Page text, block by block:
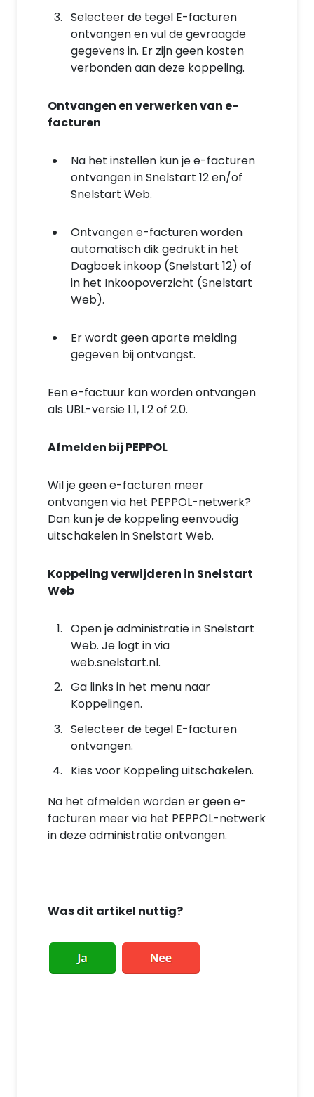
Selecteer de tegel E-facturen
ontvangen en vul de gevraagde
gegevens in. Er zijngeen kosten
verbonden aan deze koppeling.
Ontvangen en verwerken van e-
facturen
Na het instellen kun je e-facturen
ontvangen in Snelstart 12 en/of
Snelstart Web.
Ontvangen e-facturen worden
automatisch dik gedrukt in het
Dagboek inkoop (Snelstart 12) of
in het Inkoopoverzicht (Snelstart
Web).
Er wordt geen aparte melding
gegeven bij ontvangst.
Een e-factuur kan worden ontvangen
als UBL-versie 1.1, 1.2 of 2.0.
Afmelden bij PEPPOL
Wil je geen e-facturen meer
ontvangen via het PEPPOL-netwerk?
Dan kun je de koppeling eenvoudig
uitschakelen in Snelstart Web.
Koppeling verwijderen in Snelstart
Web
Open je administratie in Snelstart
Web. Je logt in via
web.snelstart.nl.
Ga links in het menu naar
Koppelingen.
Selecteer de tegel E-facturen
ontvangen.
Kies voor Koppeling uitschakelen.
Na het afmelden worden er geen e-
facturen meer via het PEPPOL-netwerk
in deze administratie ontvangen.
Was dit artikel nuttig?